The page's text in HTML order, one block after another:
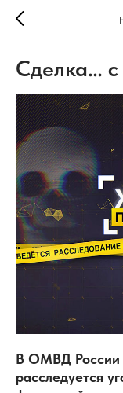
Сделка… с
В ОМВД России
расследуется